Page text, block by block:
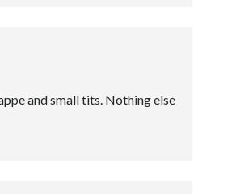
and small tits. Nothing else